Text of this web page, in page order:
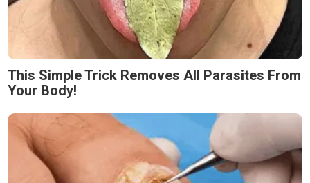
This Simple Trick Removes All Parasites From
Your Body!